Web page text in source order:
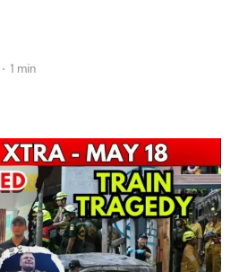
1 min